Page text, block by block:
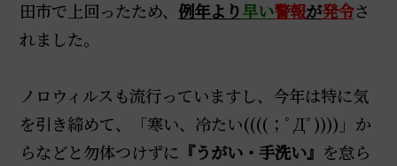
田市で上回ったため、 例年より早い警報が発令さ
れました。
ノロウィルスも流行っていますし、今年は特に気
を引き締めて、「寒い、冷たい((((；ﾟДﾟ))))」か
らなどと勿体つけずに 『うがい・手洗い』 を怠ら